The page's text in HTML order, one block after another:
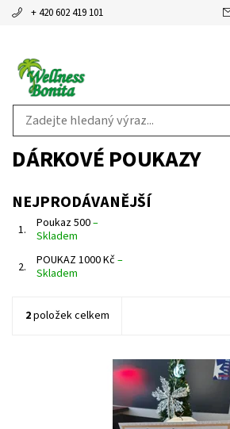
+ 420 602 419 101
DÁRKOVÉ POUKAZY
NEJPRODÁVANĚJŠÍ
1. Poukaz 500–
Skladem
2. POUKAZ 1000 Kč–
Skladem
2položek celkem
Skladem
4356